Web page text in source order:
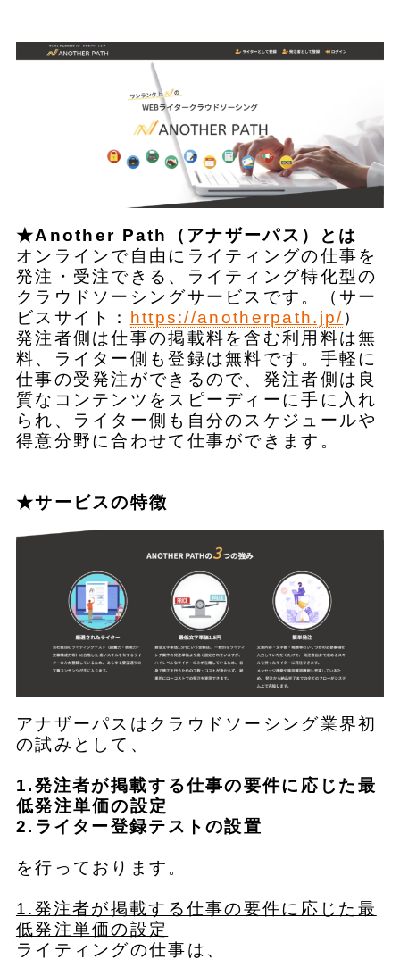
★Another Path（アナザーパス）とは
オンラインで自由にライティングの仕事を
発注・受注できる、ライティング特化型の
クラウドソーシングサービスです。（サー
ビスサイト：
https://anotherpath.jp/）
発注者側は仕事の掲載料を含む利用料は無
料、ライター側も登録は無料です。手軽に
仕事の受発注ができるので、発注者側は良
質なコンテンツをスピーディーに手に入れ
られ、ライター側も自分のスケジュールや
得意分野に合わせて仕事ができます。
★サービスの特徴
アナザーパスはクラウドソーシング業界初
の試みとして、
1.発注者が掲載する仕事の要件に応じた最
低発注単価の設定
2.ライター登録テストの設置
を行っております。
1.発注者が掲載する仕事の要件に応じた最
低発注単価の設定
ライティングの仕事は、